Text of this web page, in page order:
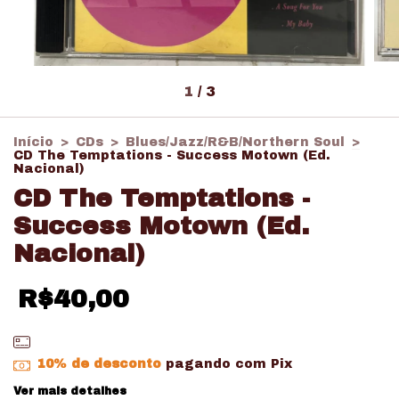
1 / 3
Início > CDs > Blues/Jazz/R&B/Northern Soul
>
CD The Temptations - Success Motown (Ed.
Nacional)
CD The Temptations -
Success Motown (Ed.
Nacional)
R$40,00
10% de descontopagando com Pix
Ver mais detalhes